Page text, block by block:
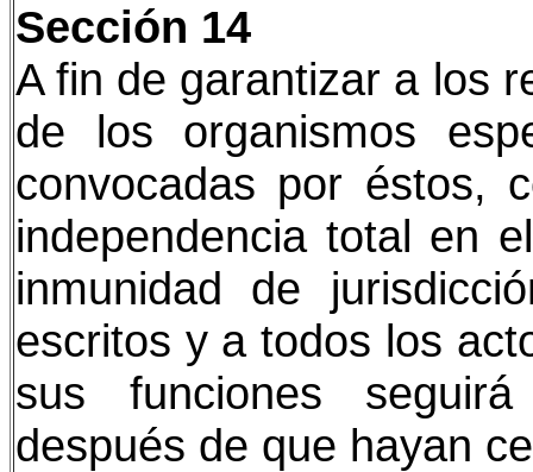
Sección 14
A fin de garantizar a los
de los organismos
convocadas por éstos,
independencia total en
inmunidad de
escritos y a todos los
sus funciones
después de que hayan